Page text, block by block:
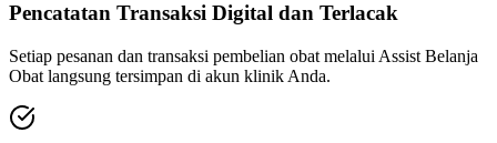
Pencatatan Transaksi Digital dan Terlacak
Setiap pesanan dan transaksi pembelian obat melalui Assist Belanja
Obat langsung tersimpan di akun klinik Anda.